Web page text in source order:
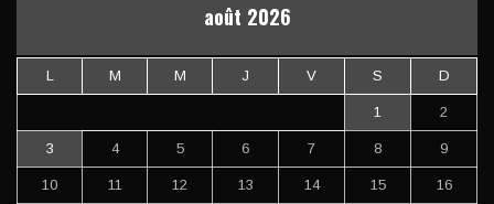
août 2026
L M M J V S D
1 2
3 4 5 6 7 8 9
10 11 12 13 14 15 16